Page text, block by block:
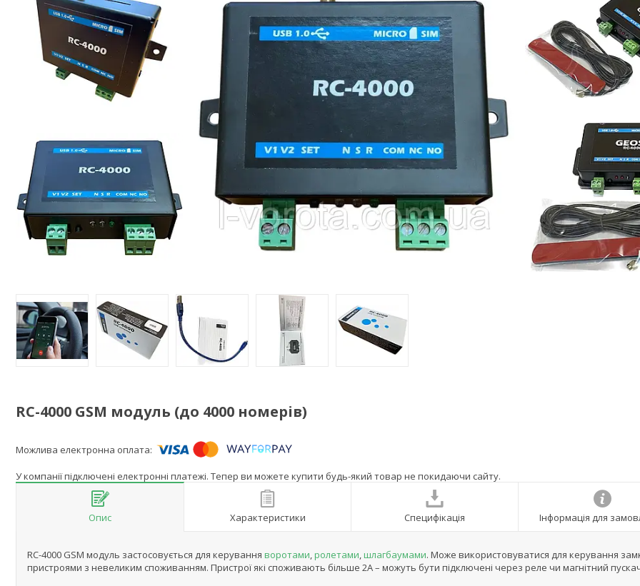
RC-4000 GSM модуль (до 4000 номерів)
У компанії підключені електронні платежі. Тепер ви можете купити будь-який товар не покидаючи сайту.
Опис Характеристики Специфікація Інформація для
RC-4000 GSM модуль застосовується для керування воротами,ролетами,шлагбаумами. Може використовуватися для керування
пристроями з невеликим споживанням. Пристрої які споживають більше 2А – можуть бути підключені через реле чи магнітний